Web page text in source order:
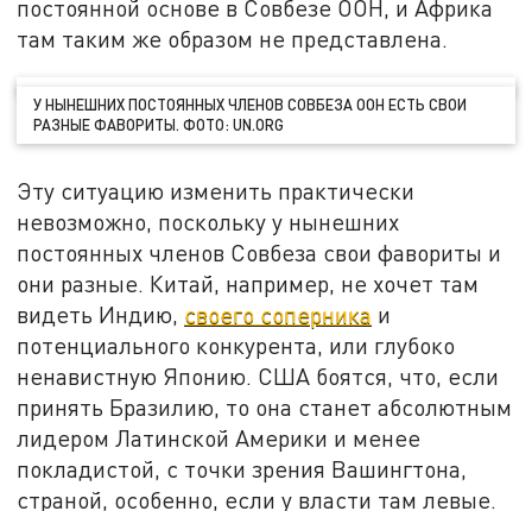
постоянной основе в Совбезе ООН, и Африка
там таким же образом не представлена.
У НЫНЕШНИХ ПОСТОЯННЫХ ЧЛЕНОВ СОВБЕЗА ООН ЕСТЬ СВОИ
РАЗНЫЕ ФАВОРИТЫ. ФОТО: UN.ORG
Эту ситуацию изменить практически
невозможно, поскольку у нынешних
постоянных членов Совбеза свои фавориты и
они разные. Китай, например, не хочет там
видеть Индию, своего соперника и
потенциального конкурента, или глубоко
ненавистную Японию. США боятся, что, если
принять Бразилию, то она станет абсолютным
лидером Латинской Америки и менее
покладистой, с точки зрения Вашингтона,
страной, особенно, если у власти там левые.